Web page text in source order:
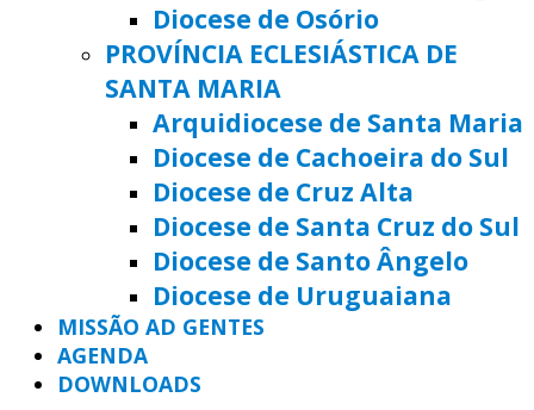
Diocese de Osório
PROVÍNCIA ECLESIÁSTICA DE
SANTA MARIA
Arquidiocese de Santa Maria
Diocese de Cachoeira do Sul
Diocese de Cruz Alta
Diocese de Santa Cruz do Sul
Diocese de Santo Ângelo
Diocese de Uruguaiana
MISSÃO AD GENTES
AGENDA
DOWNLOADS